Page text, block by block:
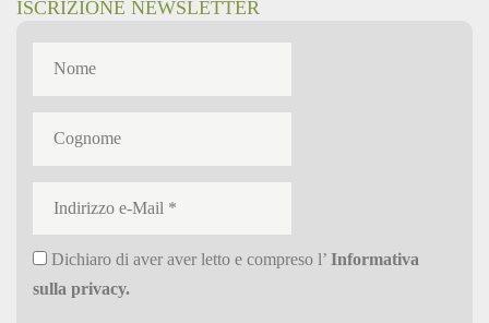
ISCRIZIONE NEWSLETTER
Dichiaro di aver aver letto e compreso l’ Informativa
sulla privacy.